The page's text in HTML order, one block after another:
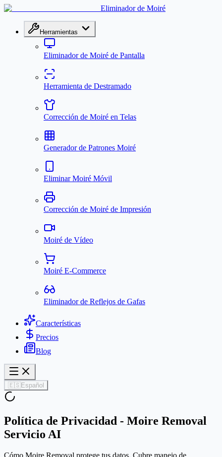
Eliminador de Moiré
Herramientas
Eliminador de Moiré de Pantalla
Herramienta de Destramado
Corrección de Moiré en Telas
Generador de Patrones Moiré
Eliminar Moiré Móvil
Corrección de Moiré de Impresión
Moiré de Vídeo
Moiré E-Commerce
Eliminador de Reflejos de Gafas
Características
Precios
Blog
🇪🇸Español
Política de Privacidad - Moire Removal
Servicio AI
Cómo Moire Removal protege tus datos. Cubre manejo de